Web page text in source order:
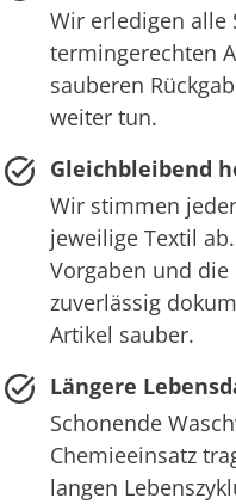
Wir erledigen alle
termingerechten
sauberen
weiter tun.
Gleichbleibend
Wir stimmen
jeweilige Textil
Vorgaben und
zuverlässig
Artikel sauber.
Längere
Schonende
Chemieeinsatz
langen